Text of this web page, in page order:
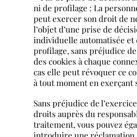
ni de profilage : La
peut exercer son droit de
l’objet d’une prise de
individuelle automatisée et
profilage, sans préjudice de
des cookies à chaque
cas elle peut révoquer ce
à tout moment en exerçant
Sans préjudice de
droits auprès du
traitement, vous pouvez